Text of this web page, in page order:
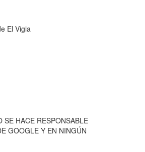
SE HACE RESPONSABLE
GOOGLE Y EN NINGÚN